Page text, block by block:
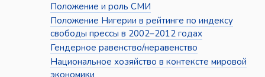
Положение и роль СМИ
Положение Нигерии в рейтинге по индексу
свободы прессы в 2002–2012 годах
Гендерное равенство/неравенство
Национальное хозяйство в контексте мировой